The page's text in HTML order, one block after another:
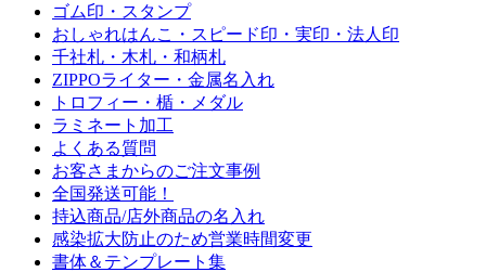
ゴム印・スタンプ
おしゃれはんこ・スピード印・実印・法人印
千社札・木札・和柄札
ZIPPOライター・金属名入れ
トロフィー・楯・メダル
ラミネート加工
よくある質問
お客さまからのご注文事例
全国発送可能！
持込商品/店外商品の名入れ
感染拡大防止のため営業時間変更
書体＆テンプレート集